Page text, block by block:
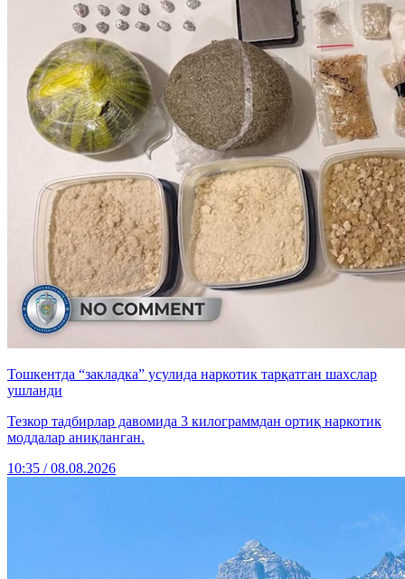
Тошкентда “закладка” усулида наркотик тарқатган шахслар
ушланди
Тезкор тадбирлар давомида 3 килограммдан ортиқ наркотик
моддалар аниқланган.
10:35 / 08.08.2026